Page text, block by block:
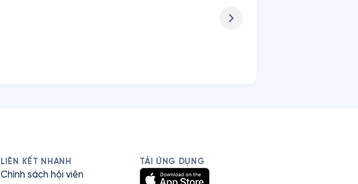
LIÊN KẾT NHANH
Chính sách hội viên
TẢI ỨNG DỤNG